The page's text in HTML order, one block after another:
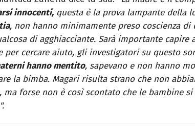
innocenti, questa è la prova lampante della
, non hanno minimamente preso coscienza
di agghiacciante. Sarà importante
per cercare aiuto, gli investigatori su questo
hanno mentito, sapevano e non hanno
la bimba. Magari risulta strano che non
ma forse non è così scontato che le bambine